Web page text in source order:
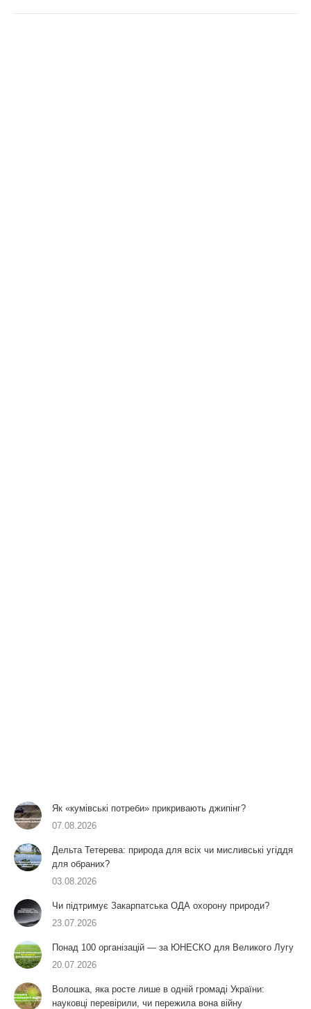
Як «кумівські потреби» прикривають джипінг?
07.08.2026
Дельта Тетерева: природа для всіх чи мисливські угіддя
для обраних?
03.08.2026
Чи підтримує Закарпатська ОДА охорону природи?
23.07.2026
Понад 100 організацій — за ЮНЕСКО для Великого Лугу
20.07.2026
Волошка, яка росте лише в одній громаді України:
науковці перевірили, чи пережила вона війну